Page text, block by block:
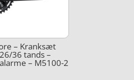
– Kranksæt
36 tands –
– M5100-2